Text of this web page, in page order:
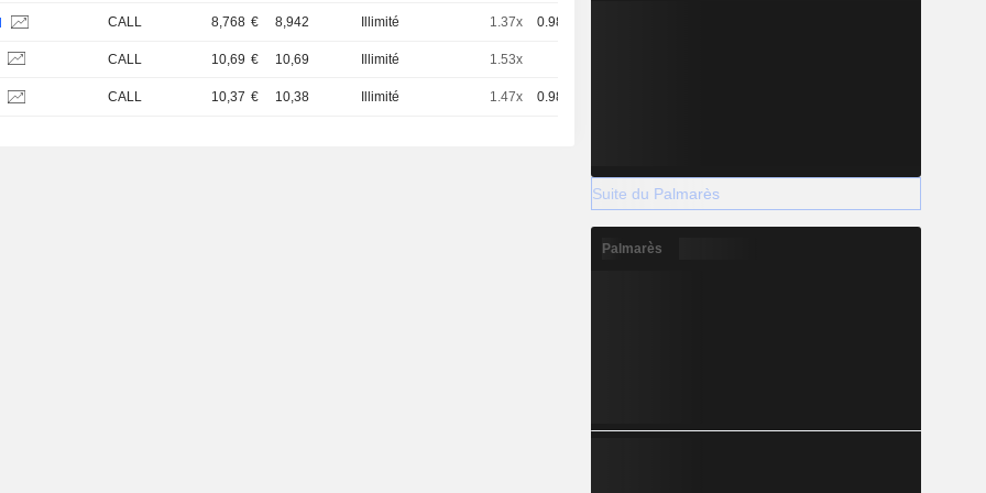
CALL 8,768 € 8,942 Illimité 1.37x 0.983
CALL 10,69 € 10,69 Illimité 1.53x
CALL 10,37 € 10,38 Illimité 1.47x 0.983
Suite du Palmarès
Palmarès